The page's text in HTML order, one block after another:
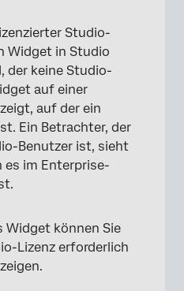
Studio-
Widget in Studio
der keine Studio-
auf einer
auf der ein
Ein Betrachter, der
Benutzer ist, sieht
es im Enterprise-
Widget können Sie
Lizenz erforderlich